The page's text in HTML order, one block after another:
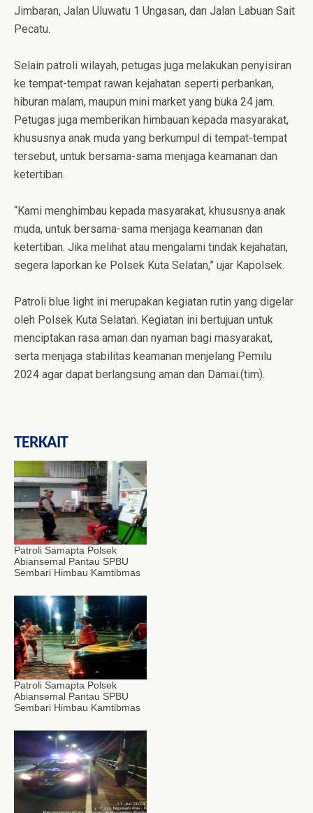
Jimbaran, Jalan Uluwatu 1 Ungasan, dan Jalan Labuan Sait
Pecatu.
Selain patroli wilayah, petugas juga melakukan penyisiran
ke tempat-tempat rawan kejahatan seperti perbankan,
hiburan malam, maupun mini market yang buka 24 jam.
Petugas juga memberikan himbauan kepada masyarakat,
khususnya anak muda yang berkumpul di tempat-tempat
tersebut, untuk bersama-sama menjaga keamanan dan
ketertiban.
“Kami menghimbau kepada masyarakat, khususnya anak
muda, untuk bersama-sama menjaga keamanan dan
ketertiban. Jika melihat atau mengalami tindak kejahatan,
segera laporkan ke Polsek Kuta Selatan,” ujar Kapolsek.
Patroli blue light ini merupakan kegiatan rutin yang digelar
oleh Polsek Kuta Selatan. Kegiatan ini bertujuan untuk
menciptakan rasa aman dan nyaman bagi masyarakat,
serta menjaga stabilitas keamanan menjelang Pemilu
2024 agar dapat berlangsung aman dan Damai.(tim).
TERKAIT
Patroli Samapta Polsek
Abiansemal Pantau SPBU
Sembari Himbau Kamtibmas
Patroli Samapta Polsek
Abiansemal Pantau SPBU
Sembari Himbau Kamtibmas